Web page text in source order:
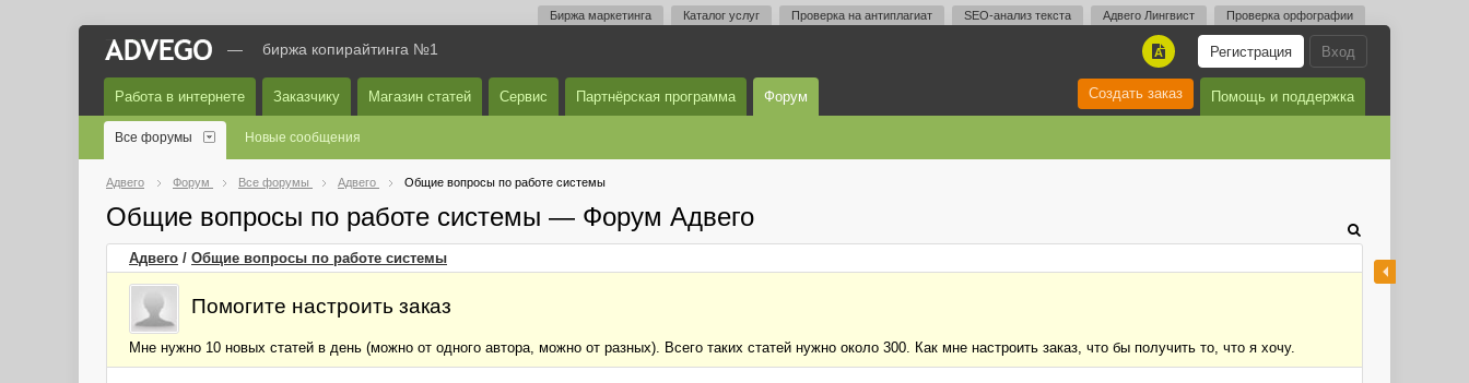
Биржа маркетинга Каталог услуг Проверка на антиплагиат SEO-анализ текста Адвего Лингвист Проверка орфографии
Вход
Регистрация
A
— биржа копирайтинга №1
Работа в интернете Заказчику Магазин статей Сервис Партнёрская программа Форум Помощь и поддержка
Создать заказ
Все форумы Новые сообщения
Адвего Форум Все форумы Адвего Общие вопросы по работе системы
Общие вопросы по работе системы — Форум Адвего
Адвего / Общие вопросы по работе системы
Помогите настроить заказ
Мне нужно 10 новых статей в день (можно от одного автора, можно от разных). Всего таких статей нужно около 300. Как мне настроить заказ, что бы получить то, что я хочу.